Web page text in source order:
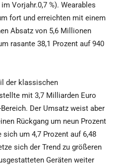
Vorjahr.0,7 %). Wearables
fort und erreichten mit einem
Absatz von 5,6 Millionen
rasante 38,1 Prozent auf 940
der klassischen
mit 3,7 Milliarden Euro
Der Umsatz weist aber
Rückgang um neun Prozent
um 4,7 Prozent auf 6,48
sich der Trend zu größeren
Geräten weiter